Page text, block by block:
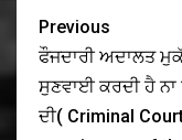
Previous
ਫੌਜਦਾਰੀ ਅਦਾਲਤ
ਸੁਣਵਾਈ ਕਰਦੀ ਹੈ ਨਾ
ਦੀ( Criminal